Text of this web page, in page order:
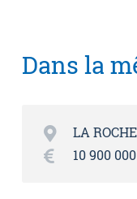
Dans la
LA
10 900